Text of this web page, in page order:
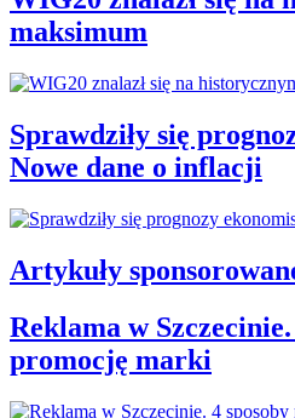
maksimum
Sprawdziły się
Nowe dane o inflacji
Artykuły
Reklama w
promocję marki